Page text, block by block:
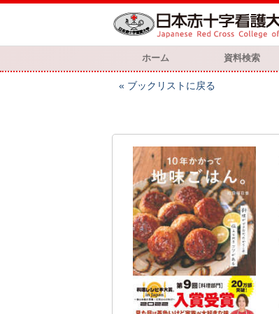
ホーム 資料検索
ブックリストに戻る